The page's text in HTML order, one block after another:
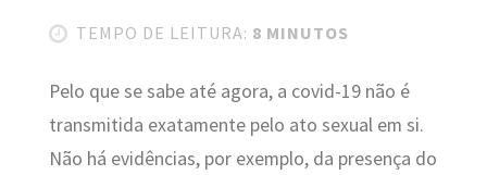
TEMPO DE LEITURA: 8 MINUTOS
Pelo que se sabe até agora, a covid-19 não é
transmitida exatamente pelo ato sexual em si.
Não há evidências, por exemplo, da presença do